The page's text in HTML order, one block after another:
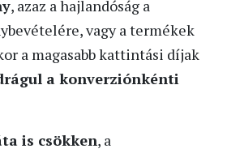
, azaz a hajlandóság a
vagy a termékek
a magasabb kattintási díjak
a konverziónkénti
is csökken, a